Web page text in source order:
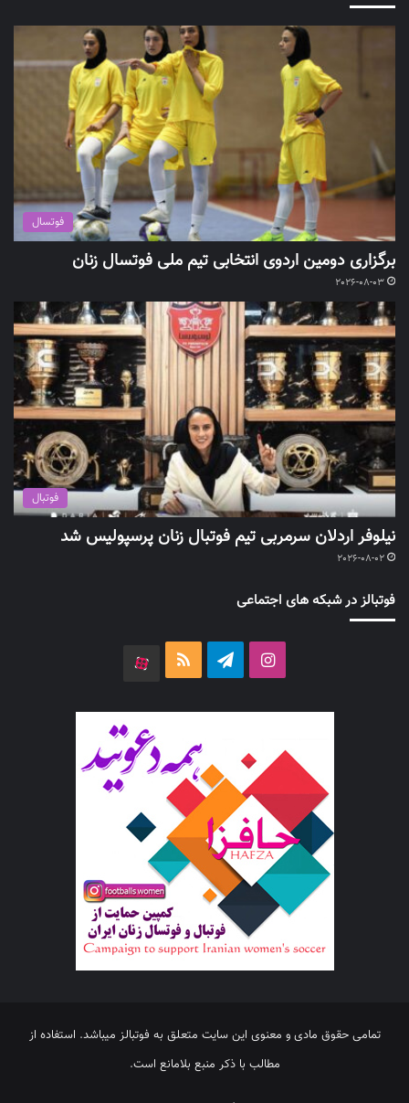
فوتسال
برگزاری دومین اردوی انتخابی تیم ملی فوتسال زنان
2026-08-03
فوتبال
نیلوفر اردلان سرمربی تیم فوتبال زنان پرسپولیس شد
2026-08-02
فوتبالز در شبکه های اجتماعی
اینستاگرامتلگرام خوراک
تمامی حقوق مادی و معنوی این سایت متعلق به فوتبالز میباشد. استفاده از
مطالب با ذکر منبع بلامانع است.